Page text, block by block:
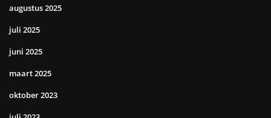
augustus 2025
juli 2025
juni 2025
maart 2025
oktober 2023